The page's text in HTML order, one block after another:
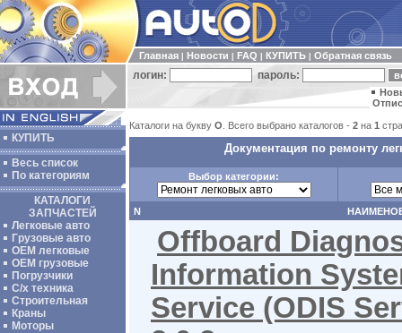
Главная Новости FAQ КУПИТЬ Обратная связь
логин: пароль:
КУПИТЬ
Весь список
По категориям
КАТАЛОГИ
ЗАПЧАСТЕЙ
Легковые авто
Грузовые авто
ОЕМ легковые
OEM грузовые
Погрузчики
С/х техника
Строительная
Краны
Моторы
Каталоги на букву O . Всего выбрано каталогов - 2 на 1
Документация по ремонту
Выбор категории:
N
Offboard
Information
Service (ODIS